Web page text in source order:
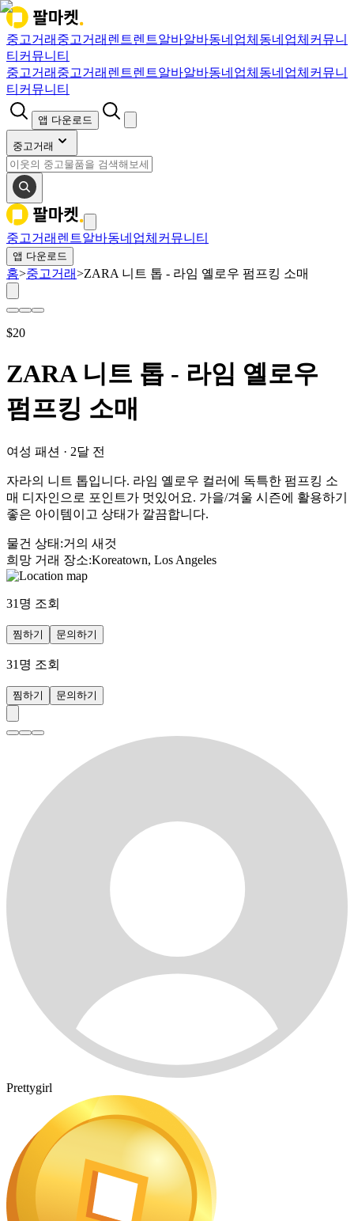
중고거래 중고거래 렌트렌트알바알바동네업체 동네업체 커뮤니
티 커뮤니티
중고거래 중고거래 렌트렌트알바알바동네업체 동네업체 커뮤니
티 커뮤니티
앱 다운로드
중고거래
중고거래 렌트알바동네업체 커뮤니티
앱 다운로드
홈>중고거래>ZARA 니트 톱 - 라임 옐로우 펌프킹 소매
$20
ZARA 니트 톱 - 라임 옐로우
펌프킹 소매
여성 패션 · 2달 전
자라의 니트 톱입니다. 라임 옐로우 컬러에 독특한 펌프킹 소
매 디자인으로 포인트가 멋있어요. 가을/겨울 시즌에 활용하기
좋은 아이템이고 상태가 깔끔합니다.
물건 상태 :거의 새것
희망 거래 장소:Koreatown, Los Angeles
31 명 조회
찜하기 문의하기
31 명 조회
찜하기 문의하기
Prettygirl